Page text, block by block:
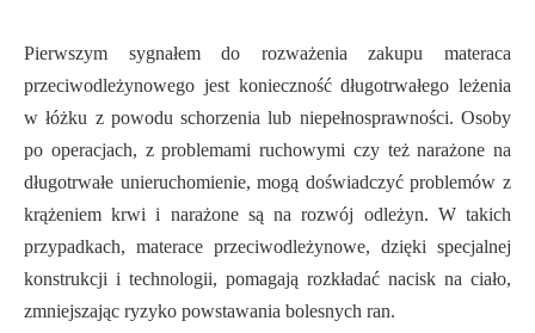
Pierwszym sygnałem do rozważenia zakupu materaca
przeciwodleżynowego jest konieczność długotrwałego leżenia
w łóżku z powodu schorzenia lub niepełnosprawności. Osoby
po operacjach, z problemami ruchowymi czy też narażone na
długotrwałe unieruchomienie, mogą doświadczyć problemów z
krążeniem krwi i narażone są na rozwój odleżyn. W takich
przypadkach, materace przeciwodleżynowe, dzięki specjalnej
konstrukcji i technologii, pomagają rozkładać nacisk na ciało,
zmniejszając ryzyko powstawania bolesnych ran.